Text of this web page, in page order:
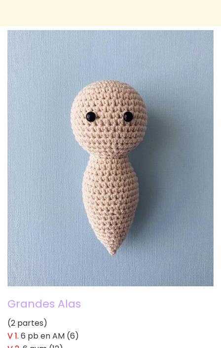
Grandes Alas
(2 partes)
V 1. 6 pb en AM (6)